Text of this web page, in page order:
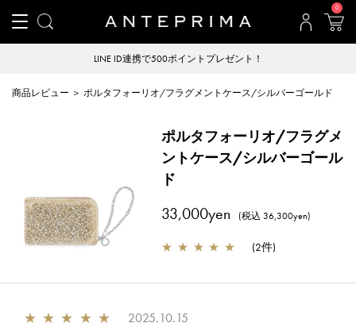
0
LINE ID連携で500ポイントプレゼント！
商品レビュー ＞ ポルタフォーリオ/フラグメントケース/シルバーゴールド
ポルタフォーリオ/フラグメ
ントケース/シルバーゴール
ド
33,000yen (税込 36,300yen)
★ ★ ★ ★ ★ (2件)
★ ★ ★ ★ ★ 2025.10.15